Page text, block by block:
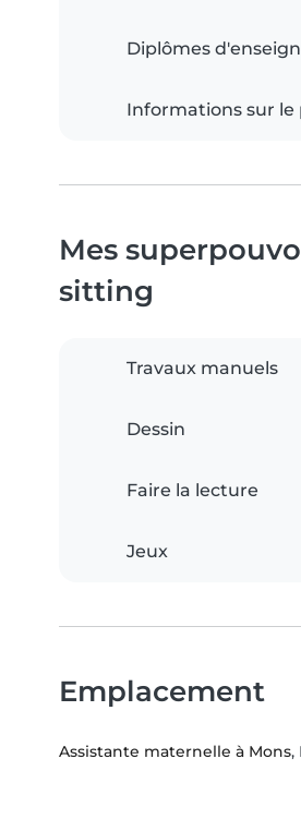
Diplômes
Informations sur
Mes
sitting
Travaux manuels
Dessin
Faire la lecture
Jeux
Emplacement
Assistante maternelle à Mons,